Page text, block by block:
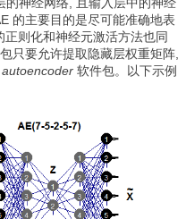
神经网络, 且输入层中的神经
的主要目的是尽可能准确地表
则化和神经元激活方法也同
只要允许提取隐藏层权重矩阵,
autoencoder 软件包。以下示例